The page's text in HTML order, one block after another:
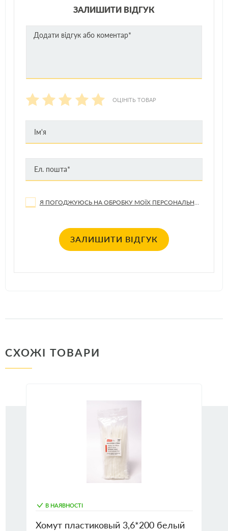
ЗАЛИШИТИ ВІДГУК
ОЦІНІТЬ ТОВАР
ЗАЛИШИТИ ВІДГУК
СХОЖІ ТОВАРИ
В НАЯВНОСТІ
Хомут пластиковый 3,6*200 белый